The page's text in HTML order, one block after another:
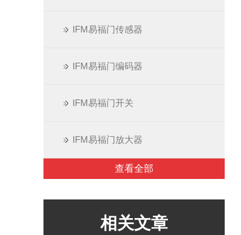
IFM易福门传感器
IFM易福门编码器
IFM易福门开关
IFM易福门放大器
查看全部
相关文章